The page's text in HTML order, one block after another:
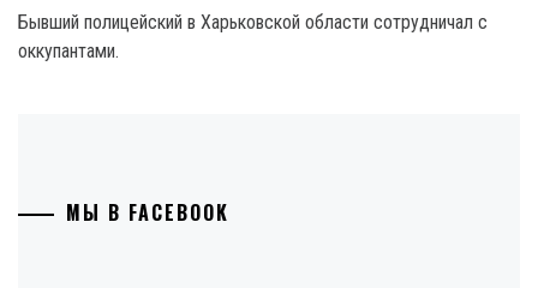
Бывший полицейский в Харьковской области сотрудничал с
оккупантами.
МЫ В FACEBOOK